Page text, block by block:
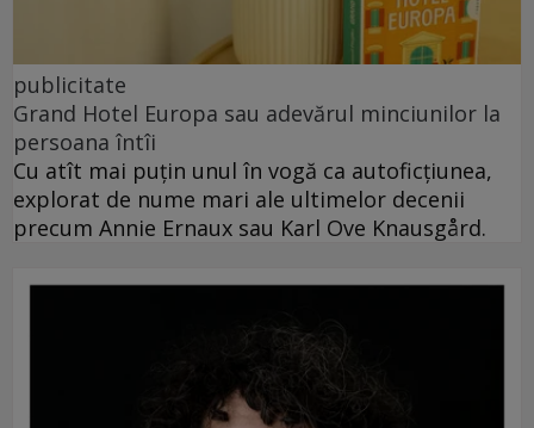
publicitate
Grand Hotel Europa sau adevărul minciunilor la
persoana întîi
Cu atît mai puțin unul în vogă ca autoficțiunea,
explorat de nume mari ale ultimelor decenii
precum Annie Ernaux sau Karl Ove Knausgård.